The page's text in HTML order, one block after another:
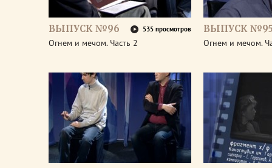
ВЫПУСК №96 535 просмотров
Огнем и мечом. Часть 2
ВЫПУСК
Огнем и мечом.